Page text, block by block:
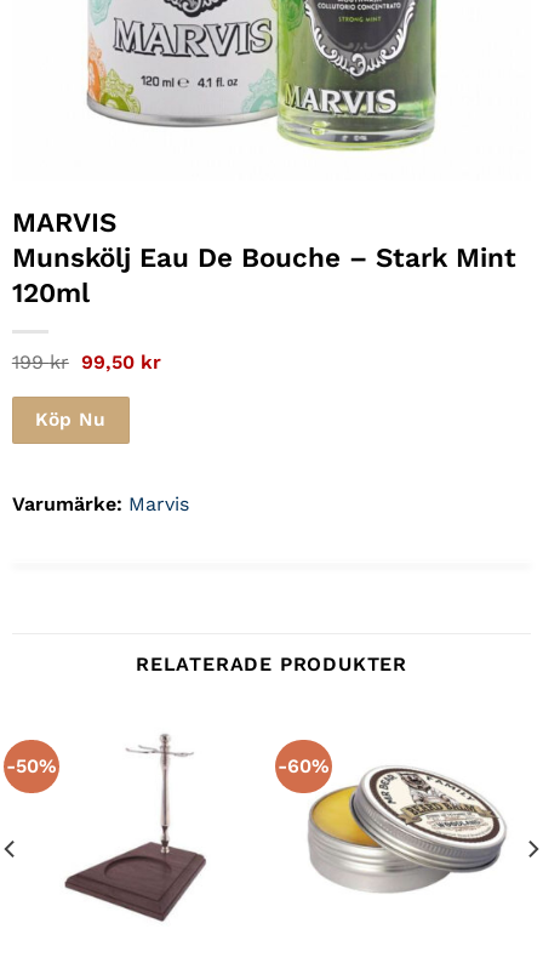
MARVIS
Munskölj Eau De Bouche – Stark Mint
120ml
199kr Det
ursprungliga
priset
var:
199 kr.
99,50 krDet
Köp Nu
Varumärke: Marvis
RELATERADE PRODUKTER
-50% -60%